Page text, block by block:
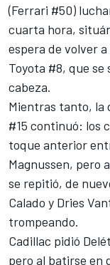
(Ferrari #50)
cuarta hora,
espera de volver
Toyota #8, que
cabeza.
Mientras tanto, la
#15 continuó: los
toque anterior
Magnussen, pero
se repitió, de
Calado y Dries
trompeando.
Cadillac pidió
pero al batirse en